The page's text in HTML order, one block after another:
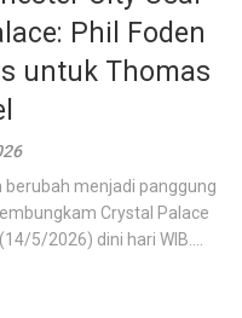
Phil Foden
untuk Thomas
menjadi panggung
Crystal Palace
5/2026) dini hari WIB....